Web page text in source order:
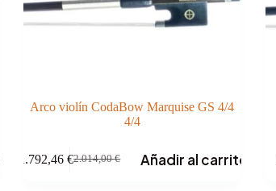
Arco violín CodaBow Marquise GS 4/4
4/4
2.014,00€
El
1.792,46€
El
Añadir al carrito